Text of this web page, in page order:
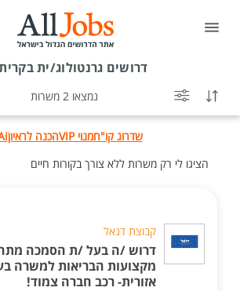
דרושים גרנטולוג/ית
נמצאו 2 משרות
שדרוג קו"חמנוי VIP הכנה לראיון
הציגו לי רק משרות ללא צורך בקורות חיים
קבוצת דנאל
דרוש /ה בעל /ת הסמכה
מקצועות הבריאות למשרה
אזורית- רכב חברה צמוד!